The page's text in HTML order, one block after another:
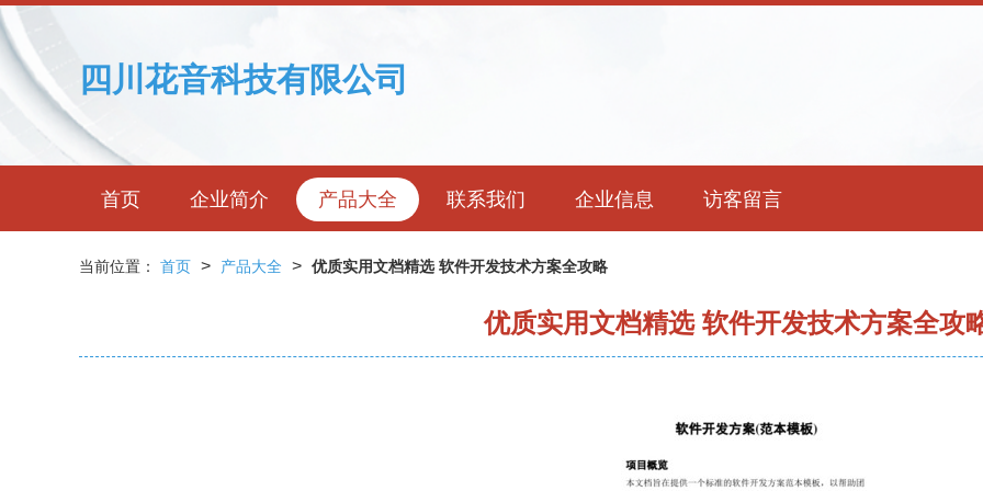
四川花音科技有限公司
首页 企业简介 产品大全 联系我们 企业信息 访客留言
当前位置： 首页 > 产品大全 > 优质实用文档精选 软件开发技术方案全攻略
优质实用文档精选 软件开发技术方案全攻